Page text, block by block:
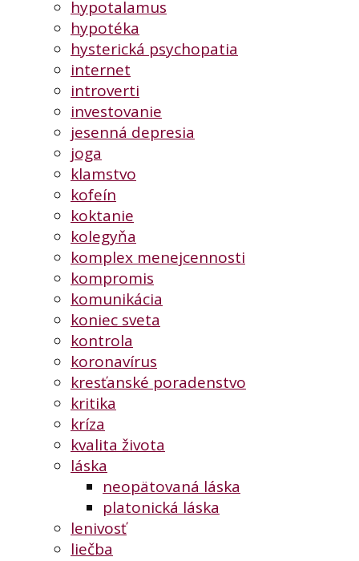
hypotalamus
hypotéka
hysterická psychopatia
internet
introverti
investovanie
jesenná depresia
joga
klamstvo
kofeín
koktanie
kolegyňa
komplex menejcennosti
kompromis
komunikácia
koniec sveta
kontrola
koronavírus
kresťanské poradenstvo
kritika
kríza
kvalita života
láska
neopätovaná láska
platonická láska
lenivosť
liečba